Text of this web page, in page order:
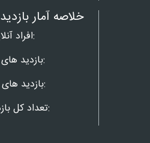
خلاصه آمار بازدید
افراد آنلاین:
بازدید های امروز:
بازدید های دیروز:
تعداد کل بازدید ها: